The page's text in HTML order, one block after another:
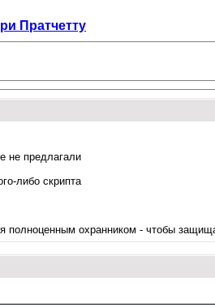
Пратчетту
не предлагали
либо скрипта
полноценным охранником - чтобы